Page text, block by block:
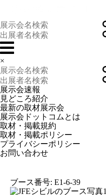
×
展示会速報
見どころ紹介
最新の取材展示会
展示会ドットコムとは
取材・掲載規約
取材・掲載ポリシー
プライバシーポリシー
お問い合わせ
ブース番号: E1-6-39